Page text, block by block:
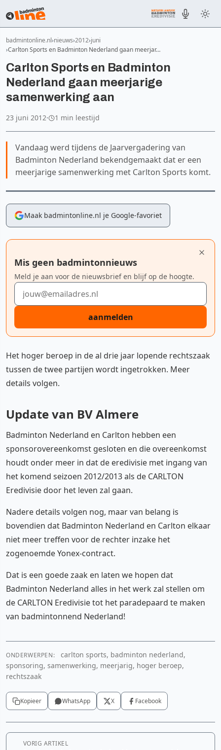
badmintonline.nl nieuws 2012 juni
Carlton Sports en Badminton Nederland gaan meerjar…
Carlton Sports en Badminton
Nederland gaan meerjarige
samenwerking aan
23 juni 2012· 1 min leestijd
Vandaag werd tijdens de Jaarvergadering van
Badminton Nederland bekendgemaakt dat er een
meerjarige samenwerking met Carlton Sports komt.
Maak badmintonline.nl je Google-favoriet
Mis geen badmintonnieuws
Meld je aan voor de nieuwsbrief en blijf op de hoogte.
E-mailadres
aanmelden
Het hoger beroep in de al drie jaar lopende rechtszaak
tussen de twee partijen wordt ingetrokken. Meer
details volgen.
Update van BV Almere
Badminton Nederland en Carlton hebben een
sponsorovereenkomst gesloten en die overeenkomst
houdt onder meer in dat de eredivisie met ingang van
het komend seizoen 2012/2013 als de CARLTON
Eredivisie door het leven zal gaan.
Nadere details volgen nog, maar van belang is
bovendien dat Badminton Nederland en Carlton elkaar
niet meer treffen voor de rechter inzake het
zogenoemde Yonex-contract.
Dat is een goede zaak en laten we hopen dat
Badminton Nederland alles in het werk zal stellen om
de CARLTON Eredivisie tot het paradepaard te maken
van badmintonnend Nederland!
ONDERWERPEN:
carlton sports, badminton nederland,
sponsoring, samenwerking, meerjarig, hoger beroep,
rechtszaak
Kopieer WhatsApp X Facebook
VORIG ARTIKEL